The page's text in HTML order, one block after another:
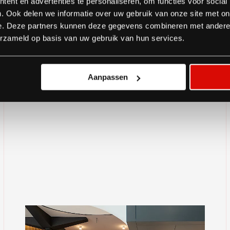
Ook delen we informatie over uw gebruik van onze site met
Deze partners kunnen deze gegevens combineren met
op basis van uw gebruik van hun services.
Aanpassen
was een intensief traject, waarin we
SPIE, architect Mecanoo en andere
prettig en professioneel – met korte
project leverden we ook het losse
Bank, onder begeleiding van Stevens